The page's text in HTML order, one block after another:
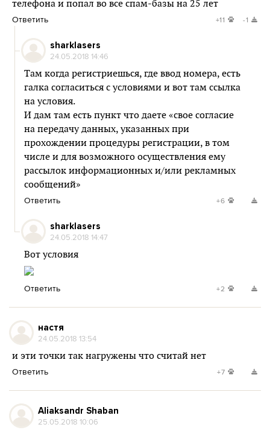
телефона и попал во все спам-базы на 25 лет
Ответить +11 -1
sharklasers
24.05.2018 14:46
Там когда регистриешься, где ввод номера, есть
галка согласиться с условиями и вот там ссылка
на условия.
И дам там есть пункт что даете «свое согласие
на передачу данных, указанных при
прохождении процедуры регистрации, в том
числе и для возможного осуществления ему
рассылок информационных и/или рекламных
сообщений»
Ответить +6
sharklasers
24.05.2018 14:47
Вот условия
Ответить +2
настя
24.05.2018 13:54
и эти точки так нагружены что считай нет
Ответить +7
Aliaksandr Shaban
25.05.2018 10:06